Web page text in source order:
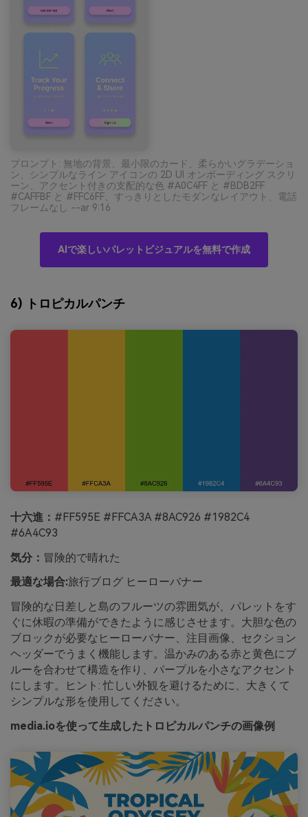
プロンプト: 無地の背景、最小限のカード、柔らかいグラデーショ
ン、シンプルなライン アイコンの 2D UI オンボーディング スクリ
ーン、アクセント付きの支配的な色 #A0C4FF と #BDB2FF
#CAFFBF と #FFC6FF、すっきりとしたモダンなレイアウト、電話
フレームなし --ar 9:16
AIで楽しいパレットビジュアルを無料で作成
6) トロピカルパンチ
十六進： #FF595E #FFCA3A #8AC926 #1982C4
#6A4C93
気分： 冒険的で晴れた
最適な場合:旅行ブログ ヒーローバナー
冒険的な日差しと島のフルーツの雰囲気が、パレットをす
ぐに休暇の準備ができたように感じさせます。大胆な色の
ブロックが必要なヒーローバナー、注目画像、セクション
ヘッダーでうまく機能します。温かみのある赤と黄色にブ
ルーを合わせて構造を作り、パープルを小さなアクセント
にします。ヒント: 忙しい外観を避けるために、大きくて
シンプルな形を使用してください。
media.ioを使って生成したトロピカルパンチの画像例